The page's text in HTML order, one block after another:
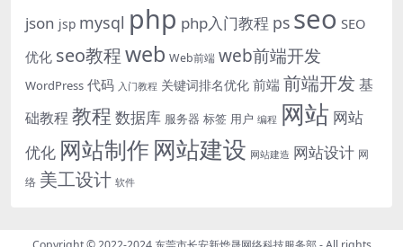
json jsp mysql php php入门教程 ps seo SEO
优化 seo教程web Web前端 web前端开发
WordPress 代码 入门教程 关键词排名优化 前端 前端开发 基
础教程 教程 数据库 服务器 标签 用户 编程 网站 网站
优化 网站制作 网站建设 网站建造 网站设计 网
络 美工设计 软件